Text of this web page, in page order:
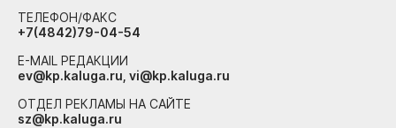
ТЕЛЕФОН/ФАКС
+7(4842)79-04-54
E-MAIL РЕДАКЦИИ
ev@kp.kaluga.ru, vi@kp.kaluga.ru
ОТДЕЛ РЕКЛАМЫ НА САЙТЕ
sz@kp.kaluga.ru